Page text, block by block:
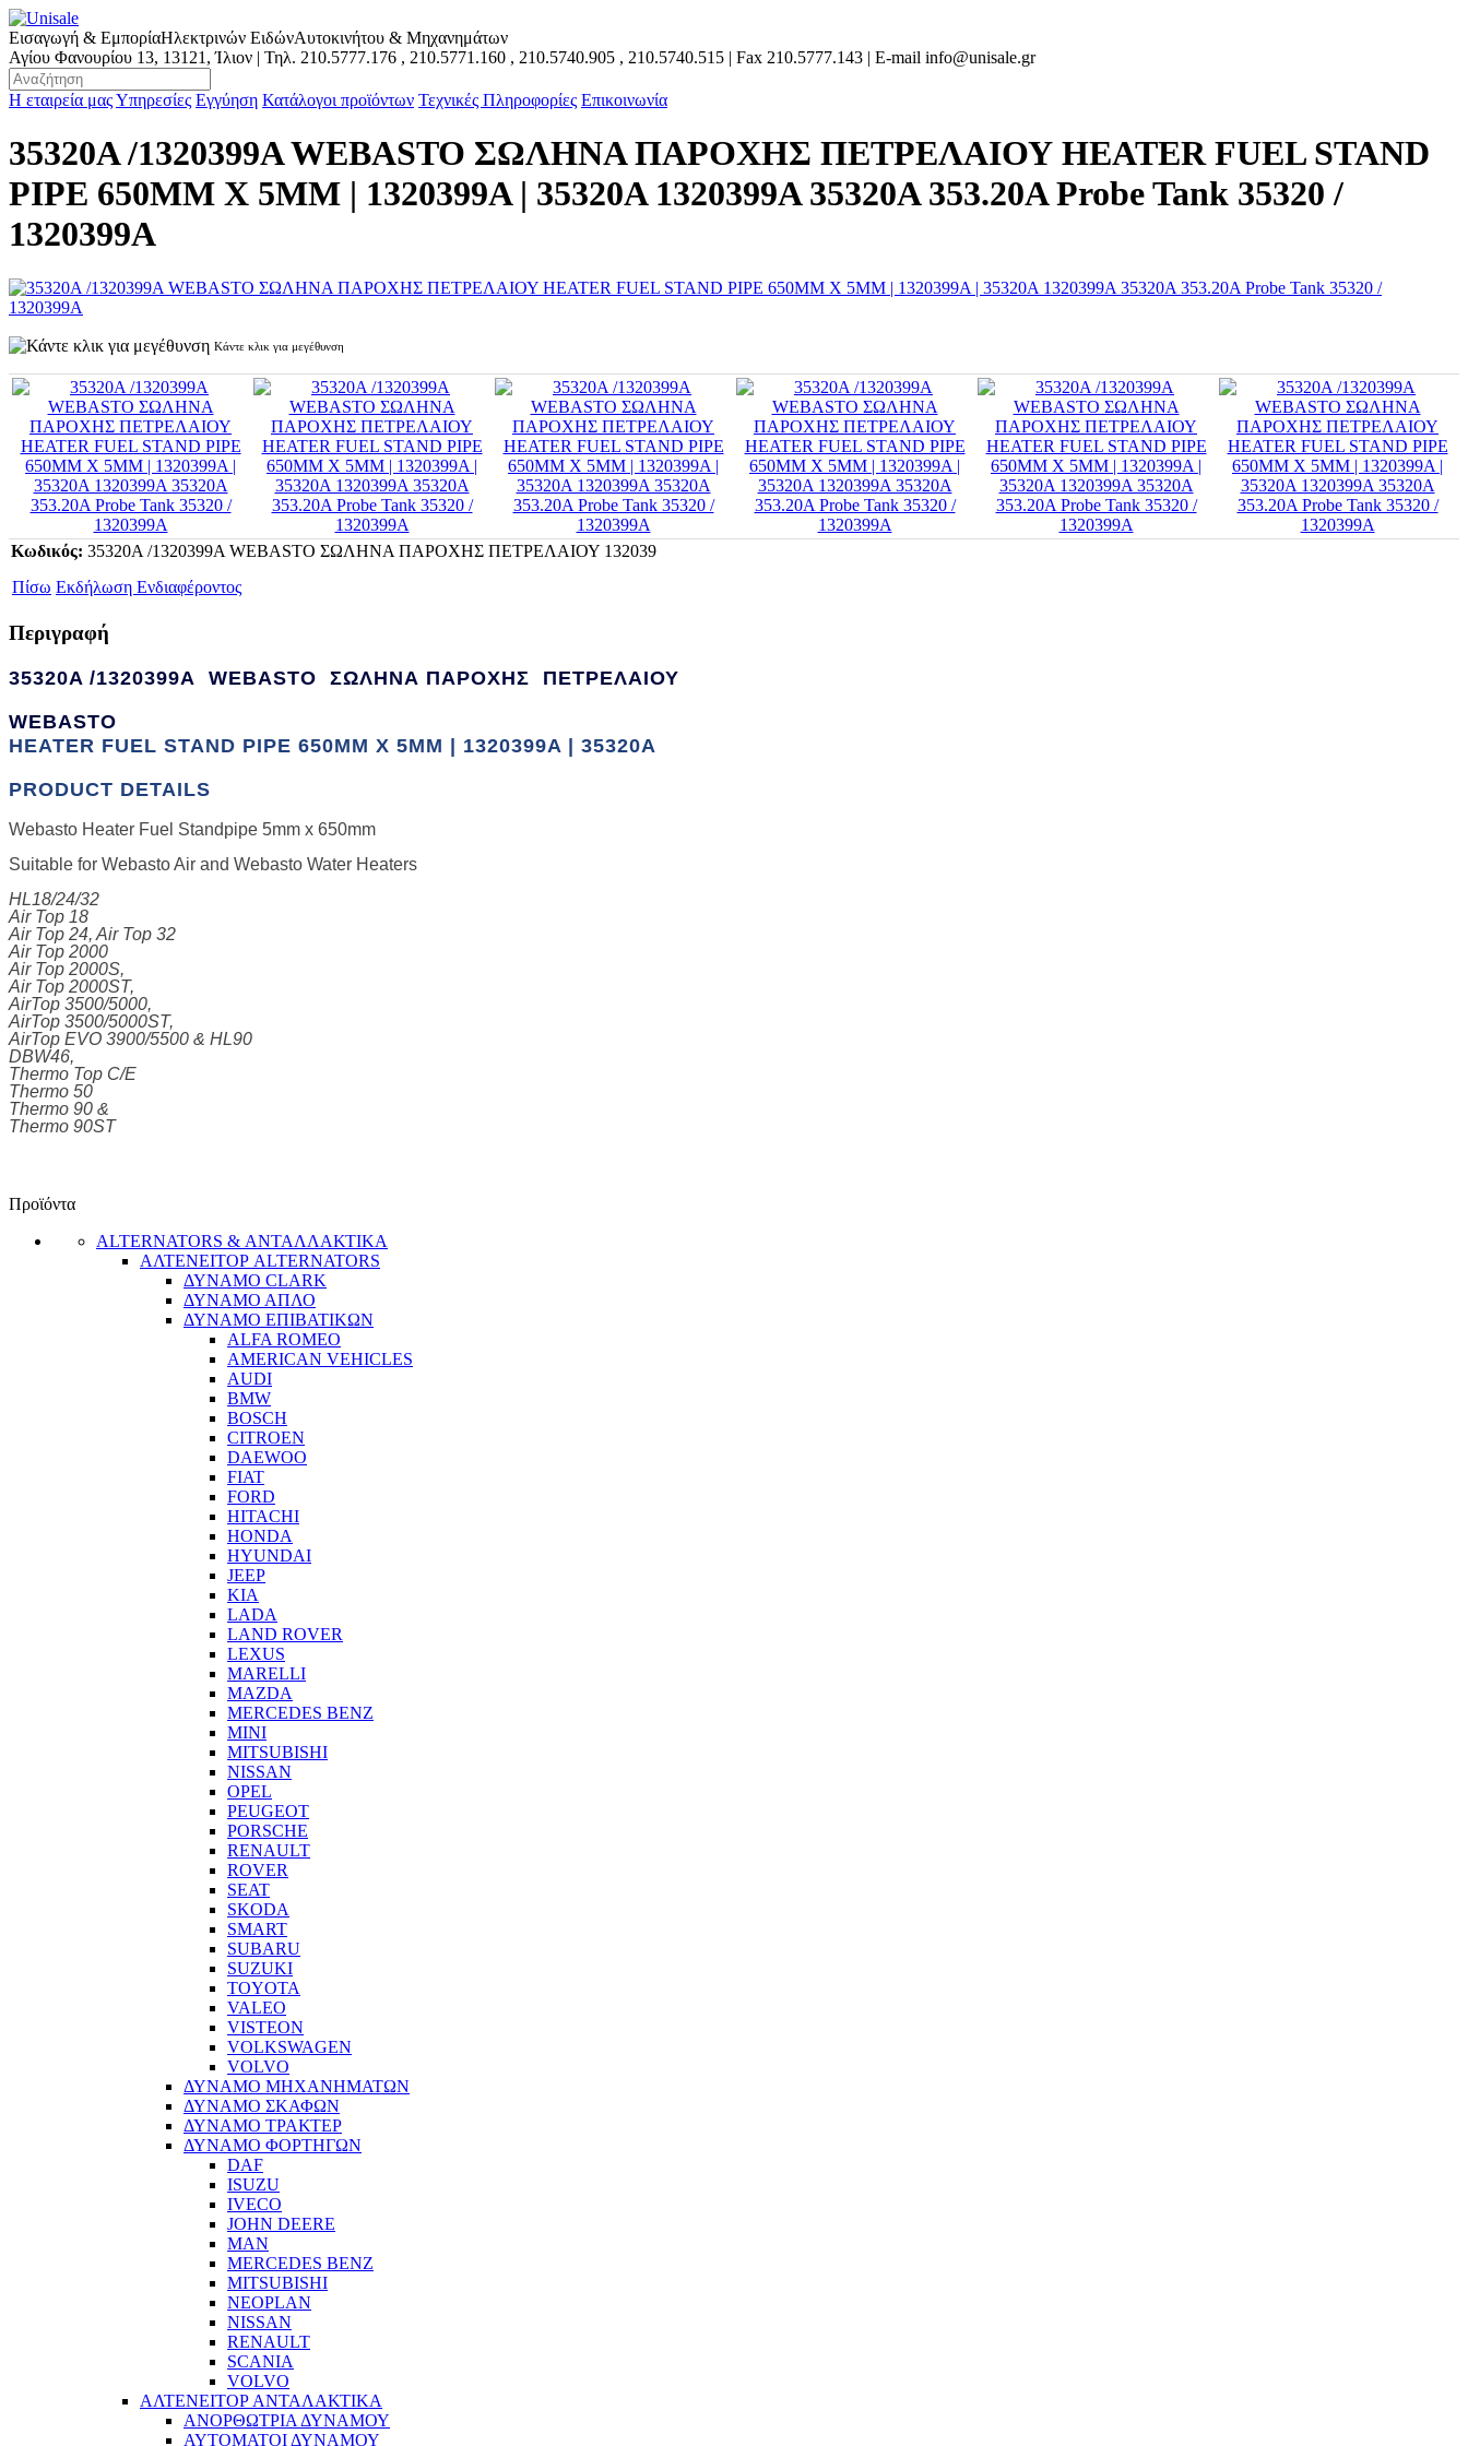
Εισαγωγή & ΕμπορίαΗλεκτρινών ΕιδώνΑυτοκινήτου & Μηχανημάτων
Αγίου Φανουρίου 13, 13121, Ίλιον | Τηλ. 210.5777.176 , 210.5771.160 , 210.5740.905 , 210.5740.515 | Fax 210.5777.143 | E-mail info@unisale.gr
Η εταιρεία μαςΥπηρεσίες Εγγύηση Κατάλογοι προϊόντων Τεχνικές Πληροφορίες Επικοινωνία
35320A /1320399A WEBASTO ΣΩΛΗΝΑ ΠΑΡΟΧΗΣ ΠΕΤΡΕΛΑΙΟΥ HEATER FUEL STAND
PIPE 650MM X 5MM | 1320399A | 35320A 1320399A 35320A 353.20A Probe Tank 35320 /
1320399A
Κάντε κλικ για μεγέθυνση
Κωδικός: 35320A /1320399A WEBASTO ΣΩΛΗΝΑ ΠΑΡΟΧΗΣ ΠΕΤΡΕΛΑΙΟΥ 132039
Πίσω Εκδήλωση Ενδιαφέροντος
Περιγραφή
35320A /1320399A WEBASTO ΣΩΛΗΝΑ ΠΑΡΟΧΗΣ ΠΕΤΡΕΛΑΙΟΥ
WEBASTO
HEATER FUEL STAND PIPE 650MM X 5MM | 1320399A | 35320A
PRODUCT DETAILS
Webasto Heater Fuel Standpipe 5mm x 650mm
Suitable for Webasto Air and Webasto Water Heaters
HL18/24/32
Air Top 18
Air Top 24, Air Top 32
Air Top 2000
Air Top 2000S,
Air Top 2000ST,
AirTop 3500/5000,
AirTop 3500/5000ST,
AirTop EVO 3900/5500 & HL90
DBW46,
Thermo Top C/E
Thermo 50
Thermo 90 &
Thermo 90ST
Προϊόντα
ALTERNATORS & ΑΝΤΑΛΛΑΚΤΙΚΑ
ΑΛΤΕΝΕΙΤΟΡ ALTERNATORS
ΔΥΝΑΜΟ CLARK
ΔΥΝΑΜΟ ΑΠΛΟ
ΔΥΝΑΜΟ ΕΠΙΒΑΤΙΚΩΝ
ALFA ROMEO
AMERICAN VEHICLES
AUDI
BMW
BOSCH
CITROEN
DAEWOO
FIAT
FORD
HITACHI
HONDA
HYUNDAI
JEEP
KIA
LADA
LAND ROVER
LEXUS
MARELLI
MAZDA
MERCEDES BENZ
MINI
MITSUBISHI
NISSAN
OPEL
PEUGEOT
PORSCHE
RENAULT
ROVER
SEAT
SKODA
SMART
SUBARU
SUZUKI
TOYOTA
VALEO
VISTEON
VOLKSWAGEN
VOLVO
ΔΥΝΑΜΟ ΜΗΧΑΝΗΜΑΤΩΝ
ΔΥΝΑΜΟ ΣΚΑΦΩΝ
ΔΥΝΑΜΟ ΤΡΑΚΤΕΡ
ΔΥΝΑΜΟ ΦΟΡΤΗΓΩΝ
DAF
ISUZU
IVECO
JOHN DEERE
MAN
MERCEDES BENZ
MITSUBISHI
NEOPLAN
NISSAN
RENAULT
SCANIA
VOLVO
ΑΛΤΕΝΕΙΤΟΡ ΑΝΤΑΛΑΚΤΙΚΑ
ΑΝΟΡΘΩΤΡΙΑ ΔΥΝΑΜΟΥ
ΑΥΤΟΜΑΤΟΙ ΔΥΝΑΜΟΥ